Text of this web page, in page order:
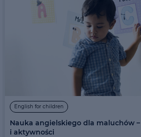
English for children
Nauka angielskiego dla maluchów
i aktywności